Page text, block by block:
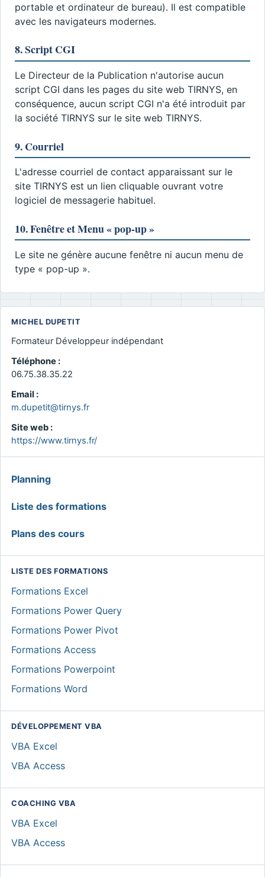
portable et ordinateur de bureau). Il est compatible
avec les navigateurs modernes.
8. Script CGI
Le Directeur de la Publication n'autorise aucun
script CGI dans les pages du site web TIRNYS, en
conséquence, aucun script CGI n'a été introduit par
la société TIRNYS sur le site web TIRNYS.
9. Courriel
L'adresse courriel de contact apparaissant sur le
site TIRNYS est un lien cliquable ouvrant votre
logiciel de messagerie habituel.
10. Fenêtre et Menu « pop-up »
Le site ne génère aucune fenêtre ni aucun menu de
type « pop-up ».
MICHEL DUPETIT
Formateur Développeur indépendant
Téléphone :
06.75.38.35.22
Email :
m.dupetit@tirnys.fr
Site web :
https://www.tirnys.fr/
GLOBAL
Planning
Liste des formations
Plans des cours
LISTE DES FORMATIONS
Formations Excel
Formations Power Query
Formations Power Pivot
Formations Access
Formations Powerpoint
Formations Word
DÉVELOPPEMENT VBA
VBA Excel
VBA Access
COACHING VBA
VBA Excel
VBA Access